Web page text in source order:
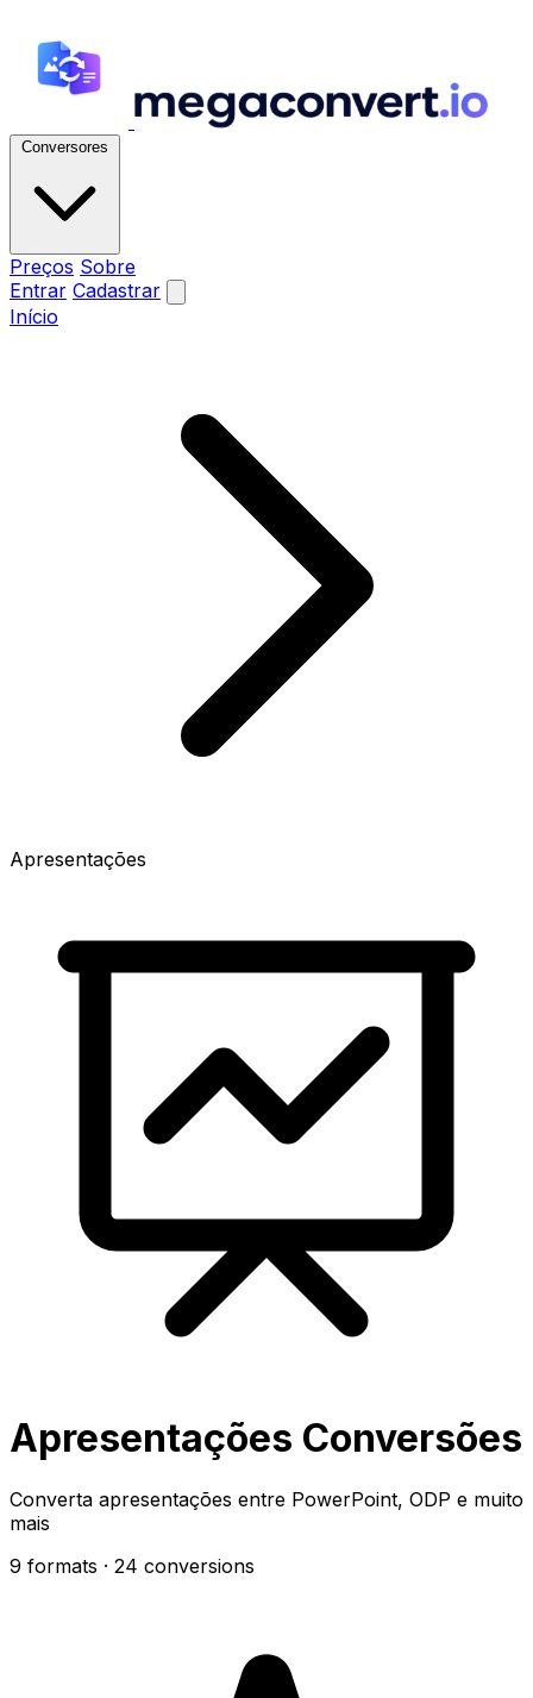
Conversores
Preços Sobre
Entrar Cadastrar
Início
Apresentações
Apresentações Conversões
Converta apresentações entre PowerPoint, ODP e muito
mais
9 formats · 24 conversions